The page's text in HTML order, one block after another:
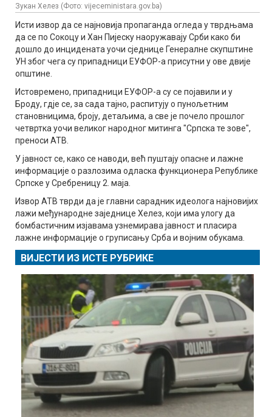
Зукан Хелез (Фото: vijeceministara.gov.ba)
Исти извор да се најновија пропаганда огледа у тврдњама
да се по Сокоцу и Хан Пијеску наоружавају Срби како би
дошло до инцидената уочи сједнице Генералне скупштине
УН због чега су припадници ЕУФОР-а присутни у ове двије
општине.
Истовремено, припадници ЕУФОР-а су се појавили и у
Броду, гдје се, за сада тајно, распитују о пунољетним
становницима, броју, детаљима, а све је почело прошлог
четвртка уочи великог народног митинга "Српска те зове",
преноси АТВ.
У јавност се, како се наводи, већ пуштају опасне и лажне
информације о разлозима одласка функционера Републике
Српске у Сребреницу 2. маја.
Извор АТВ тврди да је главни сарадник идеолога најновијих
лажи међународне заједнице Хелез, који има улогу да
бомбастичним изјавама узнемирава јавност и пласира
лажне информације о груписању Срба и војним обукама.
ВИЈЕСТИ ИЗ ИСТЕ РУБРИКЕ